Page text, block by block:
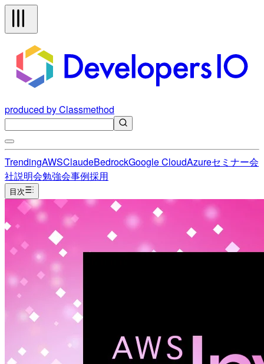
produced by Classmethod
TrendingAWSClaudeBedrockGoogle CloudAzureセミナー会
社説明会勉強会事例採用
目次